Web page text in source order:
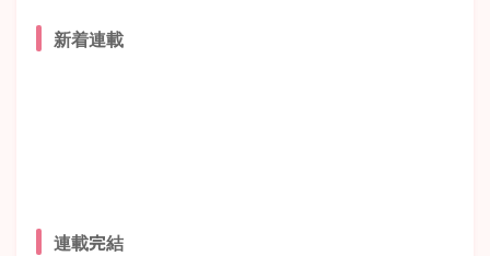
新着連載
連載完結